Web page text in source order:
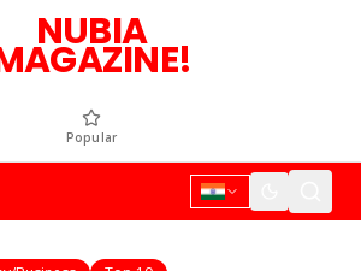
NUBIA
Popular